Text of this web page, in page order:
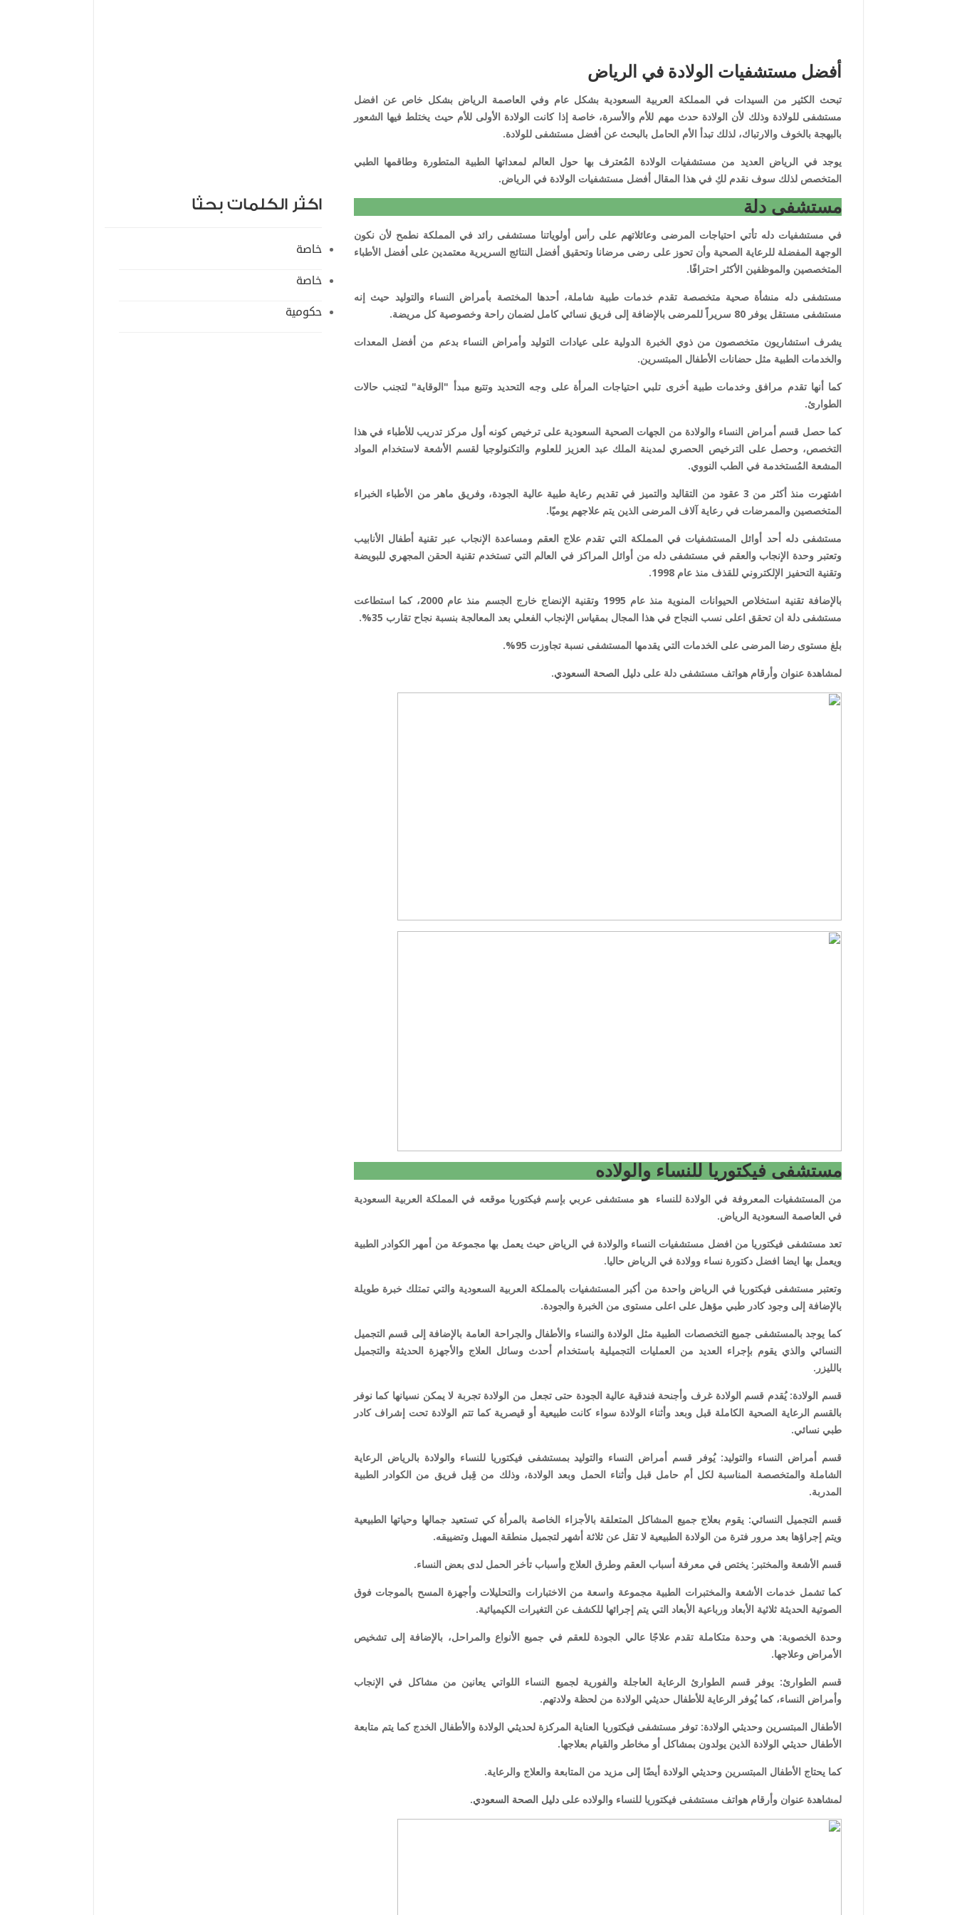
أفضل مستشفيات الولادة في الرياض
تبحث الكثير من السيدات في المملكة العربية السعودية بشكل عام وفي العاصمة الرياض بشكل خاص عن افضل
مستشفى للولادة وذلك لأن الولادة حدث مهم للأم والأسرة، خاصة إذا كانت الولادة الأولى للأم حيث يختلط فيها الشعور
بالبهجة بالخوف والارتباك، لذلك تبدأ الأم الحامل بالبحث عن أفضل مستشفى للولادة.
يوجد في الرياض العديد من مستشفيات الولادة المُعترف بها حول العالم لمعداتها الطبية المتطورة وطاقمها الطبي
المتخصص لذلك سوف نقدم لكِ في هذا المقال أفضل مستشفيات الولادة في الرياض.
مستشفى دلة
في مستشفيات دله تأتي احتياجات المرضى وعائلاتهم على رأس أولوياتنا مستشفى رائد في المملكة نطمح لأن نكون
الوجهة المفضلة للرعاية الصحية وأن تحوز على رضى مرضانا وتحقيق أفضل النتائج السريرية معتمدين على أفضل الأطباء
المتخصصين والموظفين الأكثر احترافًا.
مستشفى دله منشأة صحية متخصصة تقدم خدمات طبية شاملة، أحدها المختصة بأمراض النساء والتوليد حيث إنه
مستشفى مستقل يوفر 80 سريراً للمرضى بالإضافة إلى فريق نسائي كامل لضمان راحة وخصوصية كل مريضة.
يشرف استشاريون متخصصون من ذوي الخبرة الدولية على عيادات التوليد وأمراض النساء بدعم من أفضل المعدات
والخدمات الطبية مثل حضانات الأطفال المبتسرين.
كما أنها تقدم مرافق وخدمات طبية أخرى تلبي احتياجات المرأة على وجه التحديد وتتبع مبدأ "الوقاية" لتجنب حالات
الطوارئ.
كما حصل قسم أمراض النساء والولادة من الجهات الصحية السعودية على ترخيص كونه أول مركز تدريب للأطباء في هذا
التخصص، وحصل على الترخيص الحصري لمدينة الملك عبد العزيز للعلوم والتكنولوجيا لقسم الأشعة لاستخدام المواد
المشعة المُستخدمة في الطب النووي.
اشتهرت منذ أكثر من 3 عقود من التقاليد والتميز في تقديم رعاية طبية عالية الجودة، وفريق ماهر من الأطباء الخبراء
المتخصصين والممرضات في رعاية آلاف المرضى الذين يتم علاجهم يوميًا.
مستشفى دله أحد أوائل المستشفيات في المملكة التي تقدم علاج العقم ومساعدة الإنجاب عبر تقنية أطفال الأنابيب
وتعتبر وحدة الإنجاب والعقم في مستشفى دله من أوائل المراكز في العالم التي تستخدم تقنية الحقن المجهري للبويضة
وتقنية التحفيز الإلكتروني للقذف منذ عام 1998.
بالإضافة تقنية استخلاص الحيوانات المنوية منذ عام 1995 وتقنية الإنضاج خارج الجسم منذ عام 2000، كما استطاعت
مستشفى دلة ان تحقق اعلى نسب النجاح في هذا المجال بمقياس الإنجاب الفعلي بعد المعالجة بنسبة نجاح تقارب 35%.
بلغ مستوى رضا المرضى على الخدمات التي يقدمها المستشفى نسبة تجاوزت 95%.
لمشاهدة عنوان وأرقام هواتف مستشفى دلة على دليل الصحة السعودي.
مستشفى فيكتوريا للنساء والولاده
من المستشفيات المعروفة في الولادة للنساء هو مستشفى عربي بإسم فيكتوريا موقعه في المملكة العربية السعودية
في العاصمة السعودية الرياض.
تعد مستشفى فيكتوريا من افضل مستشفيات النساء والولادة في الرياض حيث يعمل بها مجموعة من أمهر الكوادر الطبية
ويعمل بها ايضا افضل دكتورة نساء وولادة في الرياض حاليا.
وتعتبر مستشفى فيكتوريا في الرياض واحدة من أكبر المستشفيات بالمملكة العربية السعودية والتي تمتلك خبرة طويلة
بالإضافة إلى وجود كادر طبي مؤهل على اعلى مستوى من الخبرة والجودة.
كما يوجد بالمستشفى جميع التخصصات الطبية مثل الولادة والنساء والأطفال والجراحة العامة بالإضافة إلى قسم التجميل
النسائي والذي يقوم بإجراء العديد من العمليات التجميلية باستخدام أحدث وسائل العلاج والأجهزة الحديثة والتجميل
بالليزر.
قسم الولادة: يُقدم قسم الولادة غرف وأجنحة فندقية عالية الجودة حتى تجعل من الولادة تجربة لا يمكن نسيانها كما نوفر
بالقسم الرعاية الصحية الكاملة قبل وبعد وأثناء الولادة سواء كانت طبيعية أو قيصرية كما تتم الولادة تحت إشراف كادر
طبي نسائي.
قسم أمراض النساء والتوليد: يُوفر قسم أمراض النساء والتوليد بمستشفى فيكتوريا للنساء والولادة بالرياض الرعاية
الشاملة والمتخصصة المناسبة لكل أم حامل قبل وأثناء الحمل وبعد الولادة، وذلك من قِبل فريق من الكوادر الطبية
المدربة.
قسم التجميل النسائي: يقوم بعلاج جميع المشاكل المتعلقة بالأجزاء الخاصة بالمرأة كي تستعيد جمالها وحياتها الطبيعية
ويتم إجراؤها بعد مرور فترة من الولادة الطبيعية لا تقل عن ثلاثة أشهر لتجميل منطقة المهبل وتضييقه.
قسم الأشعة والمختبر: يختص في معرفة أسباب العقم وطرق العلاج وأسباب تأخر الحمل لدى بعض النساء.
كما تشمل خدمات الأشعة والمختبرات الطبية مجموعة واسعة من الاختبارات والتحليلات وأجهزة المسح بالموجات فوق
الصوتية الحديثة ثلاثية الأبعاد ورباعية الأبعاد التي يتم إجرائها للكشف عن التغيرات الكيميائية.
وحدة الخصوبة: هي وحدة متكاملة تقدم علاجًا عالي الجودة للعقم في جميع الأنواع والمراحل، بالإضافة إلى تشخيص
الأمراض وعلاجها.
قسم الطوارئ: يوفر قسم الطوارئ الرعاية العاجلة والفورية لجميع النساء اللواتي يعانين من مشاكل في الإنجاب
وأمراض النساء، كما يُوفر الرعاية للأطفال حديثي الولادة من لحظة ولادتهم.
الأطفال المبتسرين وحديثي الولادة: توفر مستشفى فيكتوريا العناية المركزة لحديثي الولادة والأطفال الخدج كما يتم متابعة
الأطفال حديثي الولادة الذين يولدون بمشاكل أو مخاطر والقيام بعلاجها.
كما يحتاج الأطفال المبتسرين وحديثي الولادة أيضًا إلى مزيد من المتابعة والعلاج والرعاية.
لمشاهدة عنوان وأرقام هواتف مستشفى فيكتوريا للنساء والولاده على دليل الصحة السعودي.
اكثر الكلمات بحثا
خاصة
خاصة
حكومية